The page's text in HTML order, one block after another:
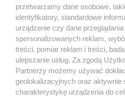
Kultura
X Facebook
przetwarzamy dane osobowe,
identyfikatory, standardowe
urządzenie czy dane
spersonalizowanych reklam,
treści, pomiar reklam i treści,
ulepszanie usług. Za zgodą
Partnerzy możemy używać
geolokalizacyjnych oraz aktywnie
charakterystykę urządzenia do